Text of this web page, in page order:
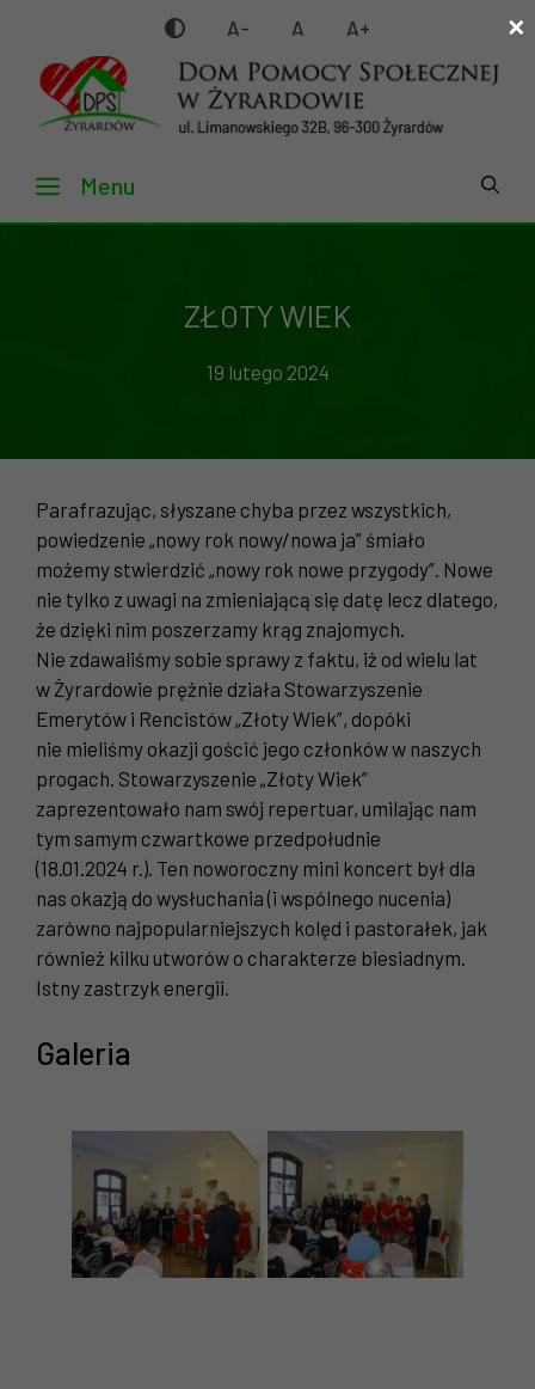
treści
A- A A+
Menu
ZŁOTY WIEK
19 lutego 2024
Parafrazując, słyszane chyba przez wszystkich,
powiedzenie „nowy rok nowy/nowa ja” śmiało
możemy stwierdzić „nowy rok nowe przygody”. Nowe
nie tylko z uwagi na zmieniającą się datę lecz dlatego,
że dzięki nim poszerzamy krąg znajomych.
Nie zdawaliśmy sobie sprawy z faktu, iż od wielu lat
w Żyrardowie prężnie działa Stowarzyszenie
Emerytów i Rencistów „Złoty Wiek”, dopóki
nie mieliśmy okazji gościć jego członków w naszych
progach. Stowarzyszenie „Złoty Wiek”
zaprezentowało nam swój repertuar, umilając nam
tym samym czwartkowe przedpołudnie
(18.01.2024 r.). Ten noworoczny mini koncert był dla
nas okazją do wysłuchania (i wspólnego nucenia)
zarówno najpopularniejszych kolęd i pastorałek, jak
również kilku utworów o charakterze biesiadnym.
Istny zastrzyk energii.
Galeria
×